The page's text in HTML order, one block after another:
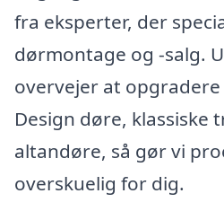
fra eksperter, der
dørmontage og -salg.
overvejer at
Design døre, klassiske
altandøre, så gør vi
overskuelig for dig.